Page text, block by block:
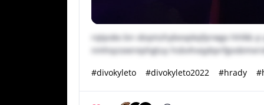
rqtpokx bn vbqmzhybexpkqfprwgx hhlkb
nmhqzoxerephgtuy
#divokyleto
#divokyleto2022 #hrady